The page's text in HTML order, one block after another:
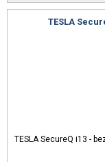
TESLA
TESLA SecureQ i13 -